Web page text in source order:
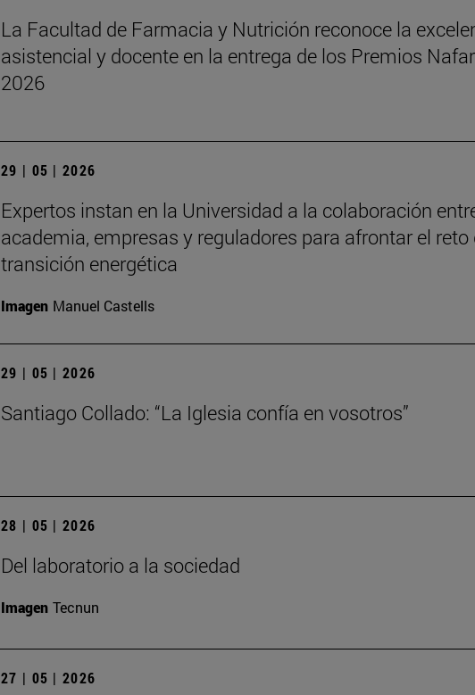
La Facultad de Farmacia y Nutrición reconoce la
asistencial y docente en la entrega de los Premios
2026
29 | 05 | 2026
Expertos instan en la Universidad a la colaboración
academia, empresas y reguladores para afrontar el reto
transición energética
Imagen Manuel Castells
29 | 05 | 2026
Santiago Collado: “La Iglesia confía en vosotros”
28 | 05 | 2026
Del laboratorio a la sociedad
Imagen Tecnun
27 | 05 | 2026